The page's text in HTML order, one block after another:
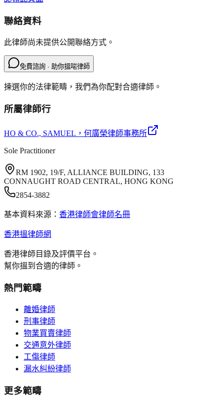
聯絡資料
此律師尚未提供公開聯絡方式。
免費諮詢 · 助你搵啱律師
揀選你的法律範疇，我們為你配對合適律師。
所屬律師行
HO & CO., SAMUEL ，何廣榮律師事務所
Sole Practitioner
RM 1902, 19/F, ALLIANCE BUILDING, 133
CONNAUGHT ROAD CENTRAL, HONG KONG
2854-3882
基本資料來源： 香港律師會律師名冊
香港搵律師網
香港律師目錄及評價平台。
幫你搵到合適的律師。
熱門範疇
離婚律師
刑事律師
物業買賣律師
交通意外律師
工傷律師
漏水糾紛律師
更多範疇